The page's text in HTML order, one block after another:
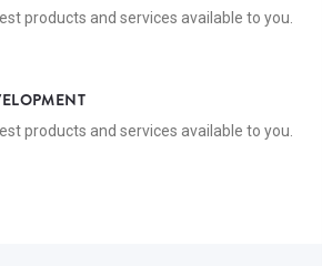
products and services available to you.
products and services available to you.